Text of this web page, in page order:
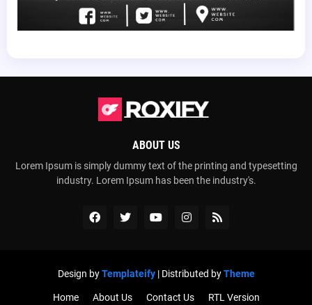
ABOUT US
Lorem Ipsum is simply dummy text of the printing and typesetting
industry. Lorem Ipsum has been the industry's.
Design byTemplateify| Distributed byTheme
Home About Us Contact Us RTL Version